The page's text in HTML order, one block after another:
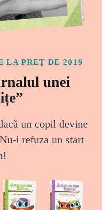
LA PREȚ DE 2019
unei
un copil devine
i refuza un start